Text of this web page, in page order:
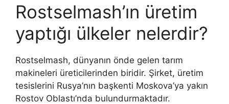
Rostselmash’ın üretim
yaptığı ülkeler nelerdir?
Rostselmash, dünyanın önde gelen tarım
makineleri üreticilerinden biridir. Şirket, üretim
tesislerini Rusya’nın başkenti Moskova’ya yakın
Rostov Oblastı’nda bulundurmaktadır.